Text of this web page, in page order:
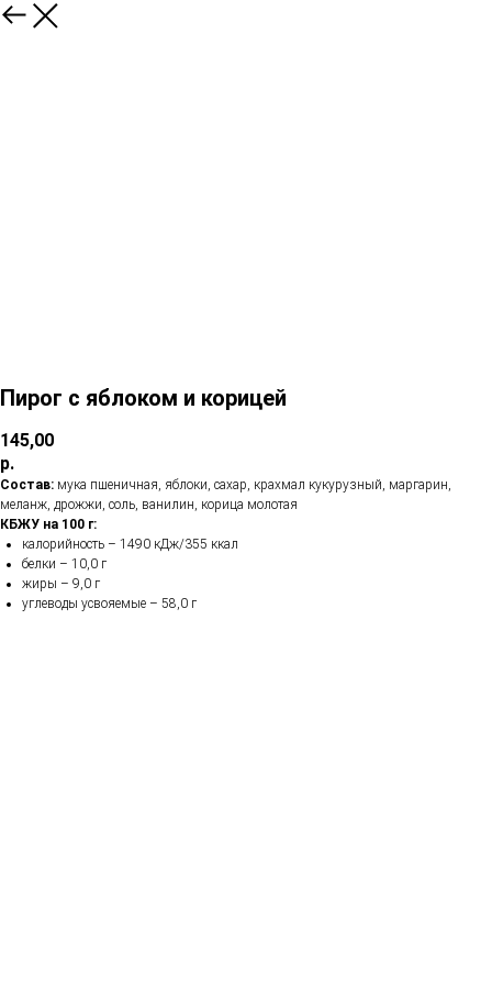
Пирог с яблоком и корицей
145,00
р.
Состав: мука пшеничная, яблоки, сахар, крахмал кукурузный, маргарин,
меланж, дрожжи, соль, ванилин, корица молотая
КБЖУ на 100 г:
калорийность – 1490 кДж/355 ккал
белки – 10,0 г
жиры – 9,0 г
углеводы усвояемые – 58,0 г